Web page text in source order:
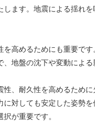
します。地震による揺れ
を高めるためにも重要で
地盤の沈下や変動によ
性、耐久性を高めるため
に対しても安定した姿勢
が重要です。